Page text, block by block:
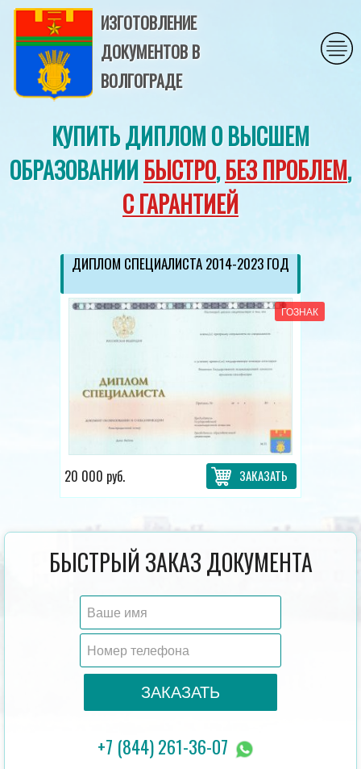
ИЗГОТОВЛЕНИЕ
ДОКУМЕНТОВ В
ВОЛГОГРАДЕ
КУПИТЬ ДИПЛОМ О ВЫСШЕМ
ОБРАЗОВАНИИБЫСТРО,БЕЗ ПРОБЛЕМ,
С ГАРАНТИЕЙ
ДИПЛОМ СПЕЦИАЛИСТА 2014-2023 ГОД
ГОЗНАК
20 000 руб. ЗАКАЗАТЬ
БЫСТРЫЙ ЗАКАЗ ДОКУМЕНТА
ЗАКАЗАТЬ
+7 (844) 261-36-07